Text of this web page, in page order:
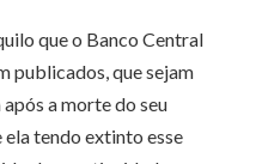
que o Banco Central
publicados, que sejam
a morte do seu
ela tendo extinto esse